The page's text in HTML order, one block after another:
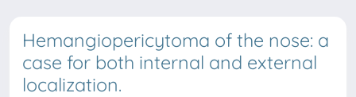
Hemangiopericytoma of the nose: a
case for both internal and external
localization.